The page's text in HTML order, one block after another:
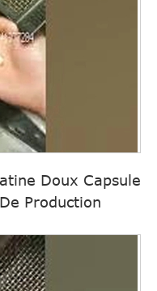
Doux Capsule
Production